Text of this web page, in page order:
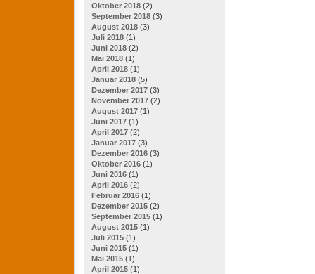
Oktober 2018 (2)
September 2018 (3)
August 2018 (3)
Juli 2018 (1)
Juni 2018 (2)
Mai 2018 (1)
April 2018 (1)
Januar 2018 (5)
Dezember 2017 (3)
November 2017 (2)
August 2017 (1)
Juni 2017 (1)
April 2017 (2)
Januar 2017 (3)
Dezember 2016 (3)
Oktober 2016 (1)
Juni 2016 (1)
April 2016 (2)
Februar 2016 (1)
Dezember 2015 (2)
September 2015 (1)
August 2015 (1)
Juli 2015 (1)
Juni 2015 (1)
Mai 2015 (1)
April 2015 (1)